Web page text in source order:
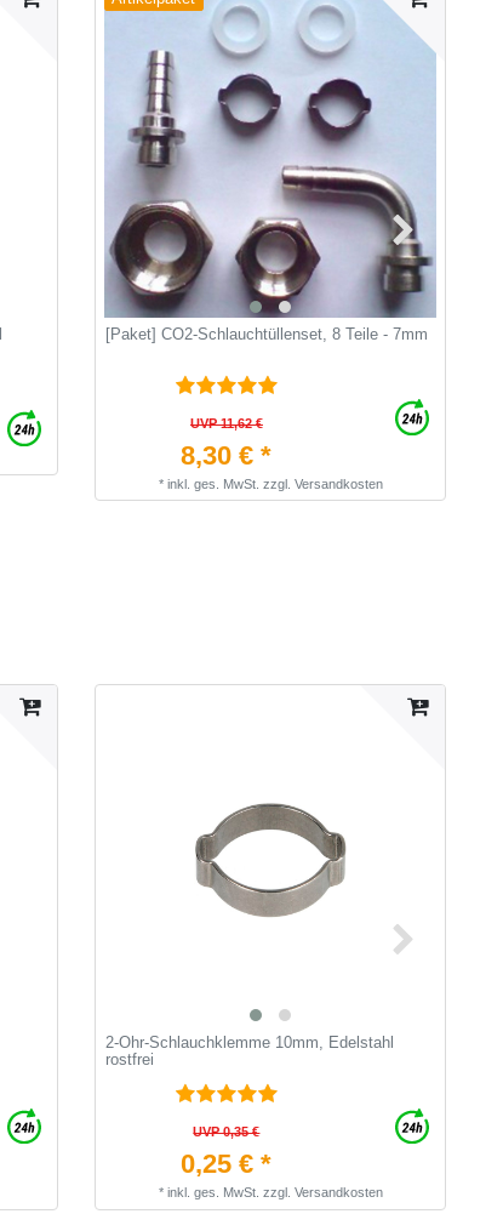
[Paket] CO2-Schlauchtüllenset, 8 Teile - 7mm
UVP 11,62 €
8,30 € *
* inkl. ges. MwSt. zzgl. Versandkosten
2-Ohr-Schlauchklemme 10mm, Edelstahl
rostfrei
UVP 0,35 €
0,25 € *
* inkl. ges. MwSt. zzgl. Versandkosten